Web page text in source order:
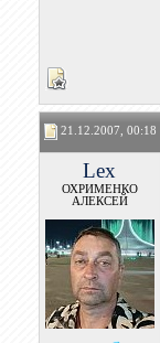
21.12.2007, 00:18
Lex
ОХРИМЕНКО
АЛЕКСЕЙ